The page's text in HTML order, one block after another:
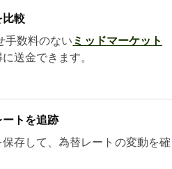
較
手数料のない ミッドマーケット
送金できます。
トを追跡
存して、為替レートの変動を確